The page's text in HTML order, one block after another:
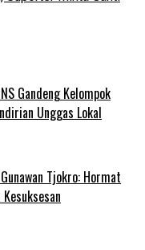
Gandeng Kelompok
Unggas Lokal
Tjokro: Hormat